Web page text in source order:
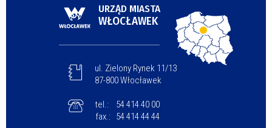
URZĄD MIASTA
WŁOCŁAWEK
ul. Zielony Rynek 11/13
87-800 Włocławek
tel.:
54 414 40 00
fax.:
54 414 44 44